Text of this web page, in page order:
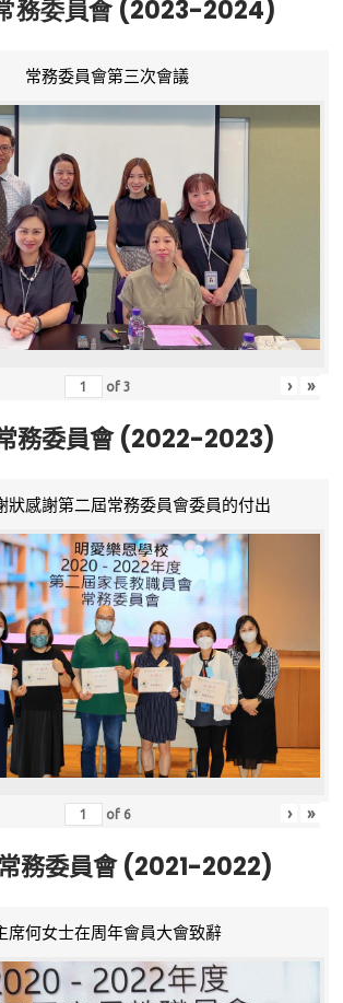
務委員會 (2023-2024)
常務委員會第三次會議
of3 › »
務委員會 (2022-2023)
狀感謝第二屆常務委員會委員的付出
of 6 › »
務委員會 (2021-2022)
席何女士在周年會員大會致辭